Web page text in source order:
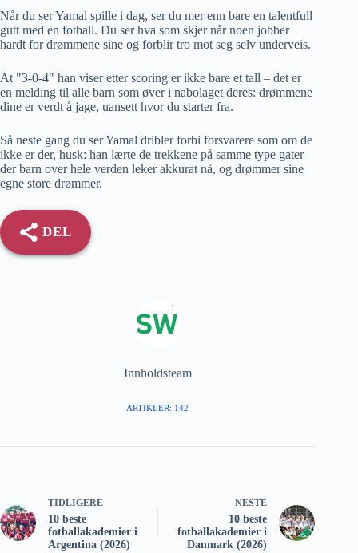
Når du ser Yamal spille i dag, ser du mer enn bare en talentfull
gutt med en fotball. Du ser hva som skjer når noen jobber
hardt for drømmene sine og forblir tro mot seg selv underveis.
At "3-0-4" han viser etter scoring er ikke bare et tall – det er
en melding til alle barn som øver i nabolaget deres: drømmene
dine er verdt å jage, uansett hvor du starter fra.
Så neste gang du ser Yamal dribler forbi forsvarere som om de
ikke er der, husk: han lærte de trekkene på samme type gater
der barn over hele verden leker akkurat nå, og drømmer sine
egne store drømmer.
DEL
Innholdsteam
ARTIKLER: 142
TIDLIGERE
10 beste
fotballakademier i
Argentina (2026)
NESTE
10 beste
fotballakademier i
Danmark (2026)